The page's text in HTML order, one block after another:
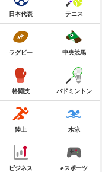
日本代表 テニス
ラグビー 中央競馬
格闘技 バドミントン
陸上 水泳
ビジネス eスポーツ